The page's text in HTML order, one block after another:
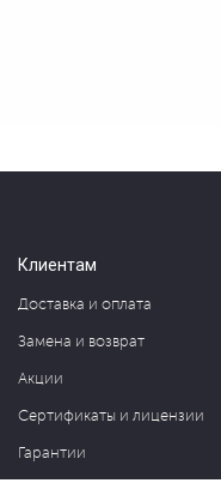
Клиентам
Доставка и оплата
Замена и возврат
Акции
Сертификаты и лицензии
Гарантии